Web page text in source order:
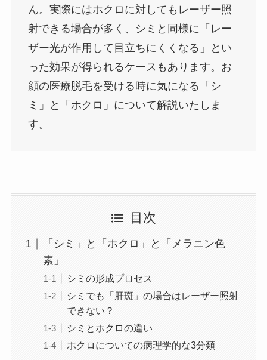
ん。実際にはホクロに対してもレーザー照
射できる場合が多く、シミと同様に「レー
ザー光が作用して目立ちにくくなる」とい
った効果が得られるケースもあります。お
顔の医療脱毛を受ける時に気になる「シ
ミ」と「ホクロ」について解説いたしま
す。
目次
「シミ」と「ホクロ」と「メラニン色
素」
シミの形成プロセス
シミでも「肝斑」の場合はレーザー照射
できない？
シミとホクロの違い
ホクロについての病理学的な3分類